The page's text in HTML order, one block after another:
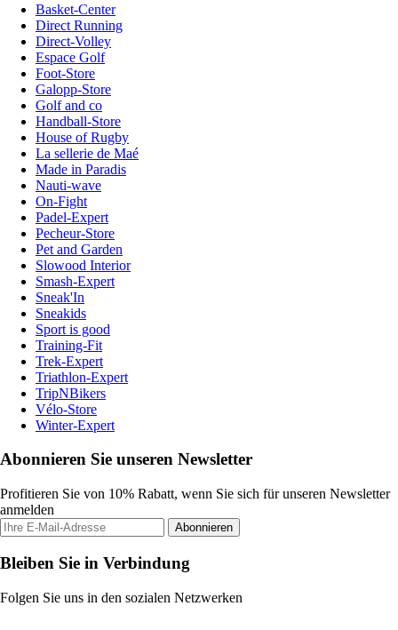
Basket-Center
Direct Running
Direct-Volley
Espace Golf
Foot-Store
Galopp-Store
Golf and co
Handball-Store
House of Rugby
La sellerie de Maé
Made in Paradis
Nauti-wave
On-Fight
Padel-Expert
Pecheur-Store
Pet and Garden
Slowood Interior
Smash-Expert
Sneak'In
Sneakids
Sport is good
Training-Fit
Trek-Expert
Triathlon-Expert
TripNBikers
Vélo-Store
Winter-Expert
Abonnieren Sie unseren Newsletter
Profitieren Sie von 10% Rabatt, wenn Sie sich für unseren Newsletter
anmelden
Abonnieren
Bleiben Sie in Verbindung
Folgen Sie uns in den sozialen Netzwerken